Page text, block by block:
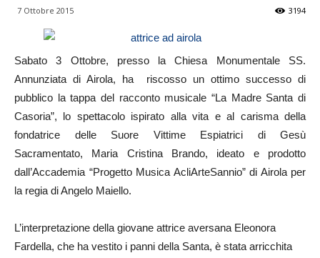
7 Ottobre 2015 3194
Sabato 3 Ottobre, presso la Chiesa Monumentale SS.
Annunziata di Airola, ha riscosso un ottimo successo di
pubblico la tappa del racconto musicale “La Madre Santa di
Casoria”, lo spettacolo ispirato alla vita e al carisma della
fondatrice delle Suore Vittime Espiatrici di Gesù
Sacramentato, Maria Cristina Brando, ideato e prodotto
dall’Accademia “Progetto Musica AcliArteSannio” di Airola per
la regia di Angelo Maiello.
L’interpretazione della giovane attrice aversana Eleonora
Fardella, che ha vestito i panni della Santa, è stata arricchita